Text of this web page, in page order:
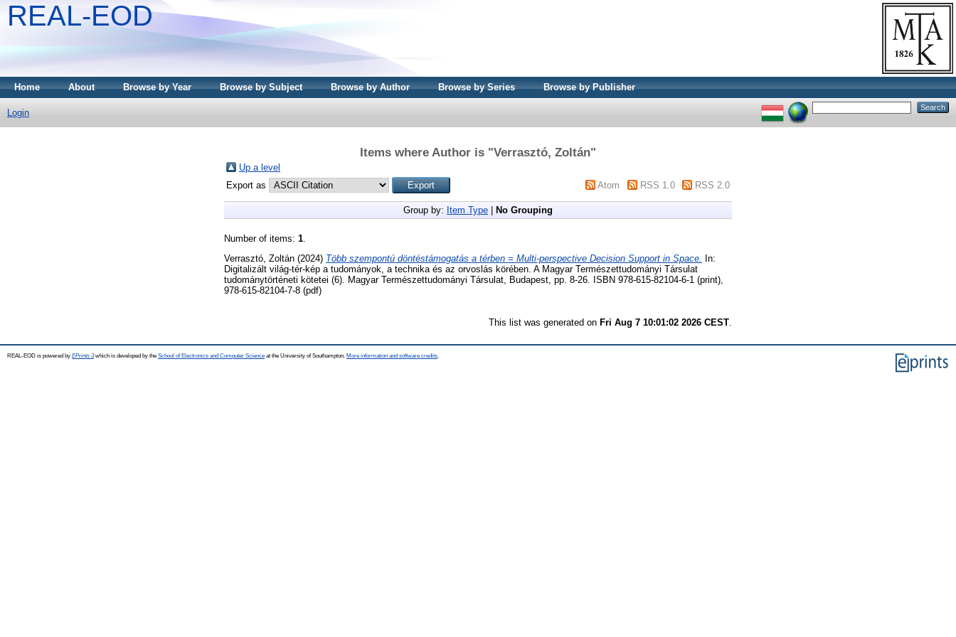
REAL-EOD
Home About Browse by Year Browse by Subject Browse by Author Browse by Series Browse by Publisher
Login
Items where Author is "Verrasztó, Zoltán"
Up a level
Export as
Atom RSS 1.0 RSS 2.0
Group by: Item Type No Grouping
Number of items: 1
Verrasztó, Zoltán (2024) Több szempontú döntéstámogatás a térben = Multi-perspective Decision Support in Space. In:
Digitalizált világ-tér-kép a tudományok, a technika és az orvoslás körében. A Magyar Természettudományi Társulat
tudománytörténeti kötetei (6). Magyar Természettudományi Társulat, Budapest, pp. 8-26. ISBN 978-615-82104-6-1 (print),
978-615-82104-7-8 (pdf)
This list was generated on Fri Aug 7 10:01:02 2026 CEST
REAL-EOD is powered by EPrints 3which is developed by the School of Electronics and Computer Science at the University of Southampton. More information and software credits